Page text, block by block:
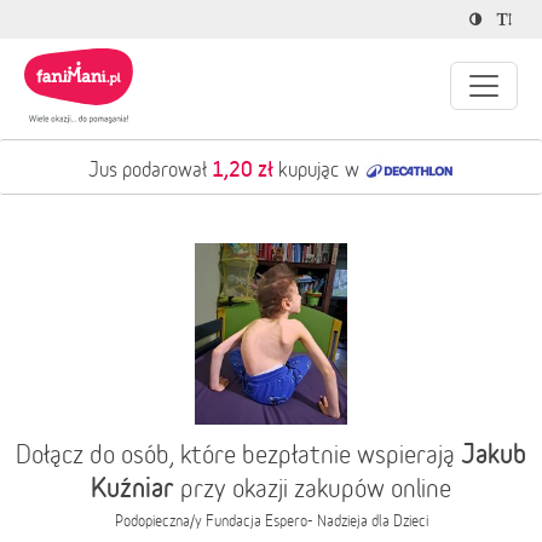
Jus podarował 1,20 złkupując w
Dołącz do osób, które bezpłatnie wspierają Jakub
Kuźniar przy okazji zakupów online
Podopieczna/y Fundacja Espero- Nadzieja dla Dzieci